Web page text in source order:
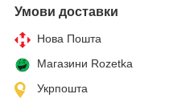
Умови доставки
Нова Пошта
Магазини Rozetka
Укрпошта